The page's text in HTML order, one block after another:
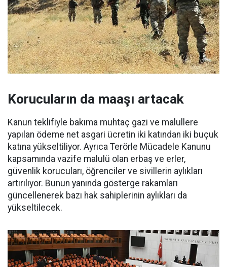
Korucuların da maaşı artacak
Kanun teklifiyle bakıma muhtaç gazi ve malullere
yapılan ödeme net asgari ücretin iki katından iki buçuk
katına yükseltiliyor. Ayrıca Terörle Mücadele Kanunu
kapsamında vazife malulü olan erbaş ve erler,
güvenlik korucuları, öğrenciler ve sivillerin aylıkları
artırılıyor. Bunun yanında gösterge rakamları
güncellenerek bazı hak sahiplerinin aylıkları da
yükseltilecek.